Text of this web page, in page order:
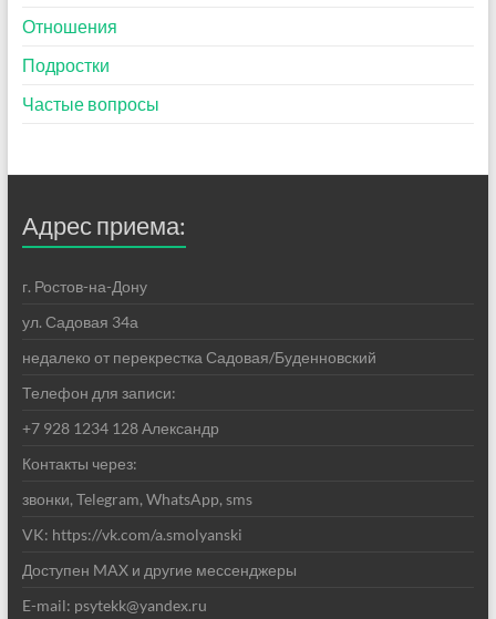
Отношения
Подростки
Частые вопросы
Адрес приема:
г. Ростов-на-Дону
ул. Садовая 34а
недалеко от перекрестка Садовая/Буденновский
Телефон для записи:
+7 928 1234 128 Александр
Контакты через:
звонки, Telegram, WhatsApp, sms
VK: https://vk.com/a.smolyanski
Доступен MAX и другие мессенджеры
E-mail: psytekk@yandex.ru